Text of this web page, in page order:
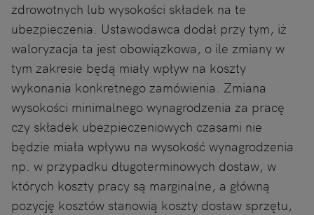
zdrowotnych lub wysokości składek na te
ubezpieczenia. Ustawodawca dodał przy tym, iż
waloryzacja ta jest obowiązkowa, o ile zmiany w
tym zakresie będą miały wpływ na koszty
wykonania konkretnego zamówienia. Zmiana
wysokości minimalnego wynagrodzenia za pracę
czy składek ubezpieczeniowych czasami nie
będzie miała wpływu na wysokość wynagrodzenia
np. w przypadku długoterminowych dostaw, w
których koszty pracy są marginalne, a główną
pozycję kosztów stanowią koszty dostaw sprzętu,